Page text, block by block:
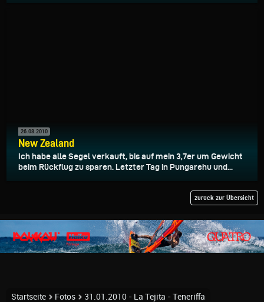
26.08.2010
New Zealand
Ich habe alle Segel verkauft, bis auf mein 3,7er um Gewicht
beim Rückflug zu sparen. Letzter Tag in Pungarehu und...
zurück zur Übersicht
Startseite Fotos 31.01.2010 - La Tejita - Teneriffa